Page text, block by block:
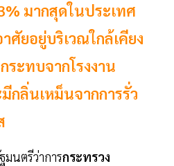
มากสุดในประเทศ
ศัยอยู่บริเวณใกล้เคียง
ระทบจากโรงงาน
กลิ่นเหม็นจากการรั่ว
นตรีว่าการกระทรวง